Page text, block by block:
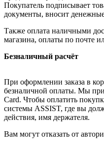
Покупатель подписывает
документы, вносит
Также оплата наличными
магазина, оплаты по почте
Безналичный расчёт
При оформлении заказа в
безналичной оплаты. Мы
Card. Чтобы оплатить
системы ASSIST, где вы
действия, имя держателя.
Вам могут отказать от